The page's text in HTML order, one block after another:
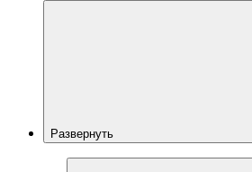
Развернуть